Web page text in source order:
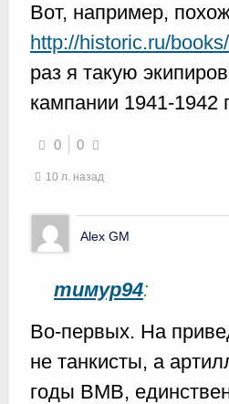
Вот, например,
http://historic.ru/
раз я такую
кампании 1941-1942
0 0
10 л. назад
Alex GM
тимур94:
Во-первых. На
не танкисты, а
годы ВМВ,